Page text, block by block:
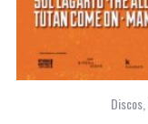
Discos